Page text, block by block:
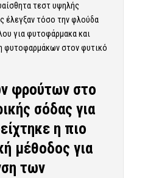
τεστ υψηλής
έλεγξαν τόσο την φλούδα
για φυτοφάρμακα και
φυτοφαρμάκων στον φυτικό
φρούτων στο
σόδας για
η πιο
μέθοδος για
των